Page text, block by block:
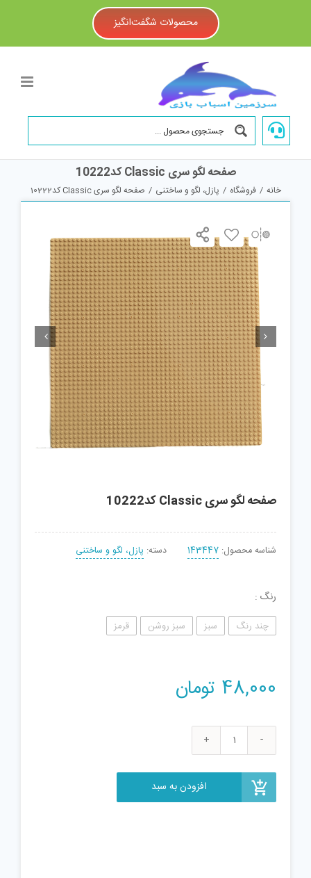
محصولات شگفت‌انگیز
صفحه لگو سری Classic کد10222
خانه / فروشگاه / پازل، لگو و ساختنی / صفحه لگو سری Classic کد10222
 
صفحه لگو سری Classic کد10222
شناسه محصول: 143447 دسته: پازل، لگو و ساختنی
رنگ
چند رنگ سبز سبز روشن قرمز
48,000 تومان
صفحه
Classicافزودن به سبد